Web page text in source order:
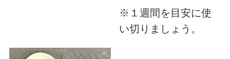
※１週間を目安に使
い切りましょう。